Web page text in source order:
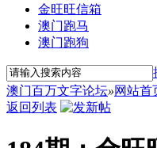
金旺旺信箱
澳门跑马
澳门跑狗
澳门百万文字论坛»网站首
返回列表